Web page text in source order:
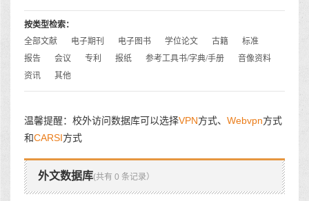
按类型检索：
全部文献
电子期刊 电子图书 学位论文 古籍
标准
报告
会议 专利 报纸 参考工具书/字典/手册
音像资料
资讯
其他
温馨提醒：校外访问数据库可以选择VPN方式、 Webvpn方式
和CARSI方式
外文数据库(共有 0 条记录）